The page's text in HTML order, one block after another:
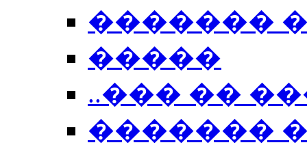
�������
�����
..��� ��
�������